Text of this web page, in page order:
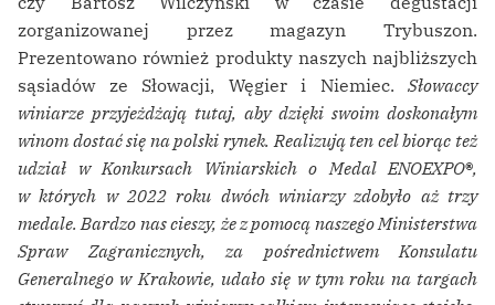
zorganizowanej przez magazyn Trybuszon.
Prezentowano również produkty naszych najbliższych
sąsiadów ze Słowacji, Węgier i Niemiec. Słowaccy
winiarze przyjeżdżają tutaj, aby dzięki swoim doskonałym
winom dostać się na polski rynek. Realizują ten cel biorąc też
udział w Konkursach Winiarskich o Medal ENOEXPO®,
w których w 2022 roku dwóch winiarzy zdobyło aż trzy
medale. Bardzo nas cieszy, że z pomocą naszego Ministerstwa
Spraw Zagranicznych, za pośrednictwem Konsulatu
Generalnego w Krakowie, udało się w tym roku na targach